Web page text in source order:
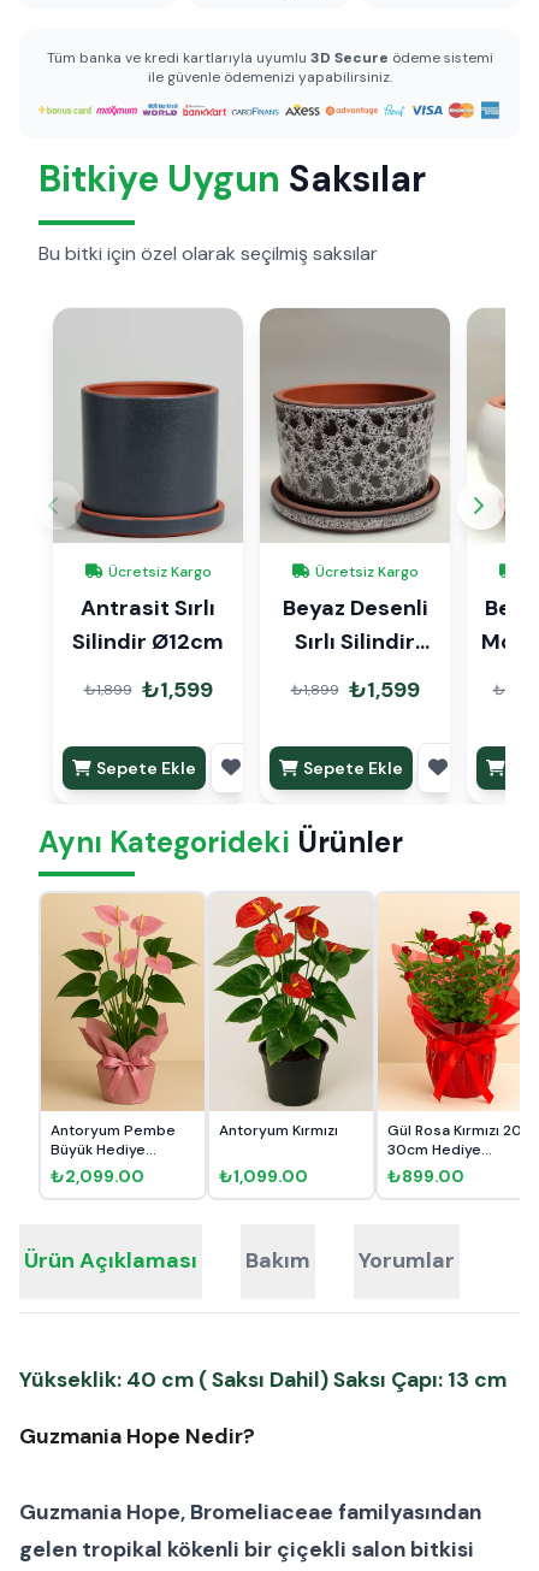
Tüm banka ve kredi kartlarıyla uyumlu 3D Secure ödeme sistemi
ile güvenle ödemenizi yapabilirsiniz.
Bitkiye Uygun Saksılar
Bu bitki için özel olarak seçilmiş saksılar
Ücretsiz Kargo
Antrasit Sırlı
Silindir Ø12cm
₺1,899 ₺1,599
Sepete Ekle
Ücretsiz Kargo
Beyaz Desenli
Sırlı Silindir
Ø12cm
₺1,899 ₺1,599
Sepete Ekle
Aynı Kategorideki Ürünler
Antoryum Pembe
Büyük Hediye
Paketli
₺2,099.00
Antoryum Kırmızı
₺1,099.00
Gül Rosa Kırmızı 20-
30cm Hediye
Paketli
₺899.00
Ürün Açıklaması Bakım Yorumlar
Yükseklik: 40 cm ( Saksı Dahil) Saksı Çapı: 13 cm
Guzmania Hope Nedir?
Guzmania Hope, Bromeliaceae familyasından
gelen tropikal kökenli bir çiçekli salon bitkisi